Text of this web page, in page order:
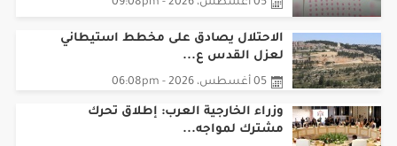
لعزل القدس ع...
05 أغسطس، 2026 - 06:08pm
وزراء الخارجية العرب: إطلاق تحرك
مشترك لمواجه...
05 أغسطس، 2026 - 04:08pm